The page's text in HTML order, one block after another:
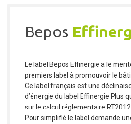
Bepos
Le label Bepos Effinergie a le
premiers label à promouvoir le
Ce label français est une
d’énergie du label Effinergie Plus
sur le calcul réglementaire RT2012.
Pour simplifié le label demande